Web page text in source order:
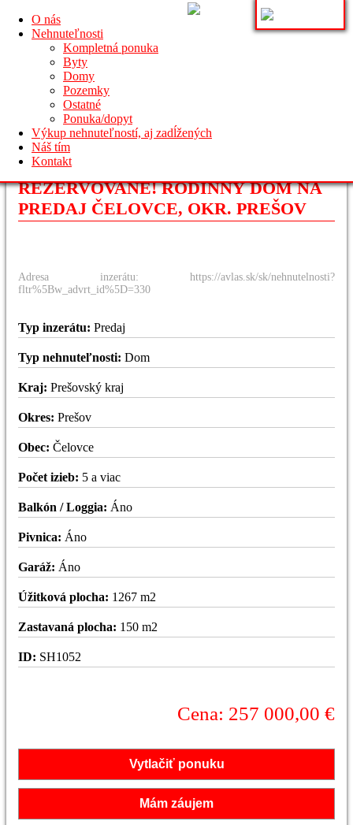
O nás
Nehnuteľnosti
Kompletná ponuka
Byty
Domy
Pozemky
Ostatné
Ponuka/dopyt
Výkup nehnuteľností, aj zadĺžených
Náš tím
Kontakt
REZERVOVANÉ! RODINNÝ DOM NA
PREDAJ ČELOVCE, OKR. PREŠOV
Adresa inzerátu: https://avlas.sk/sk/nehnutelnosti?
fltr%5Bw_advrt_id%5D=330
Typ inzerátu: Predaj
Typ nehnuteľnosti: Dom
Kraj: Prešovský kraj
Okres: Prešov
Obec: Čelovce
Počet izieb: 5 a viac
Balkón / Loggia: Áno
Pivnica: Áno
Garáž: Áno
Úžitková plocha: 1267 m2
Zastavaná plocha: 150 m2
ID: SH1052
Cena: 257 000,00 €
Vytlačiť ponuku
Mám záujem